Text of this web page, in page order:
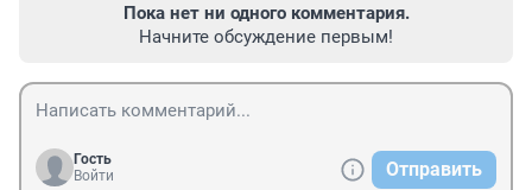
Пока нет ни одного комментария.
Начните обсуждение первым!
Гость
Войти
Отправить